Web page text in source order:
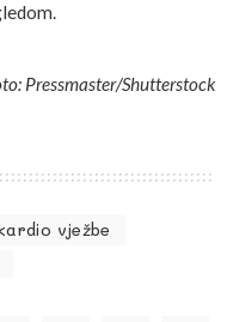
Pressmaster/Shutterstock
vježbe